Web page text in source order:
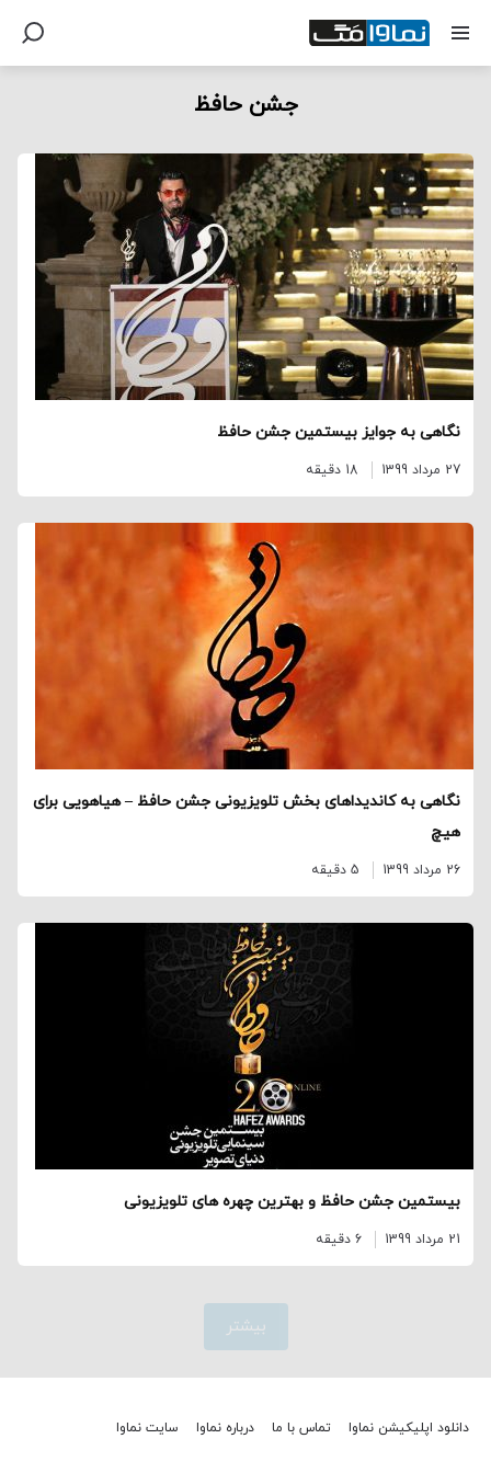
جشن حافظ
نگاهی به جوایز بیستمین جشن حافظ
27 مرداد 1399 18 دقیقه
نگاهی به کاندیداهای بخش تلویزیونی جشن حافظ – هیاهویی برای
هیچ
26 مرداد 1399 5 دقیقه
بیستمین جشن حافظ و بهترین چهره های تلویزیونی
21 مرداد 1399 6 دقیقه
بیشتر
دانلود اپلیکیشن نماوا تماس با ما درباره نماوا سایت نماوا